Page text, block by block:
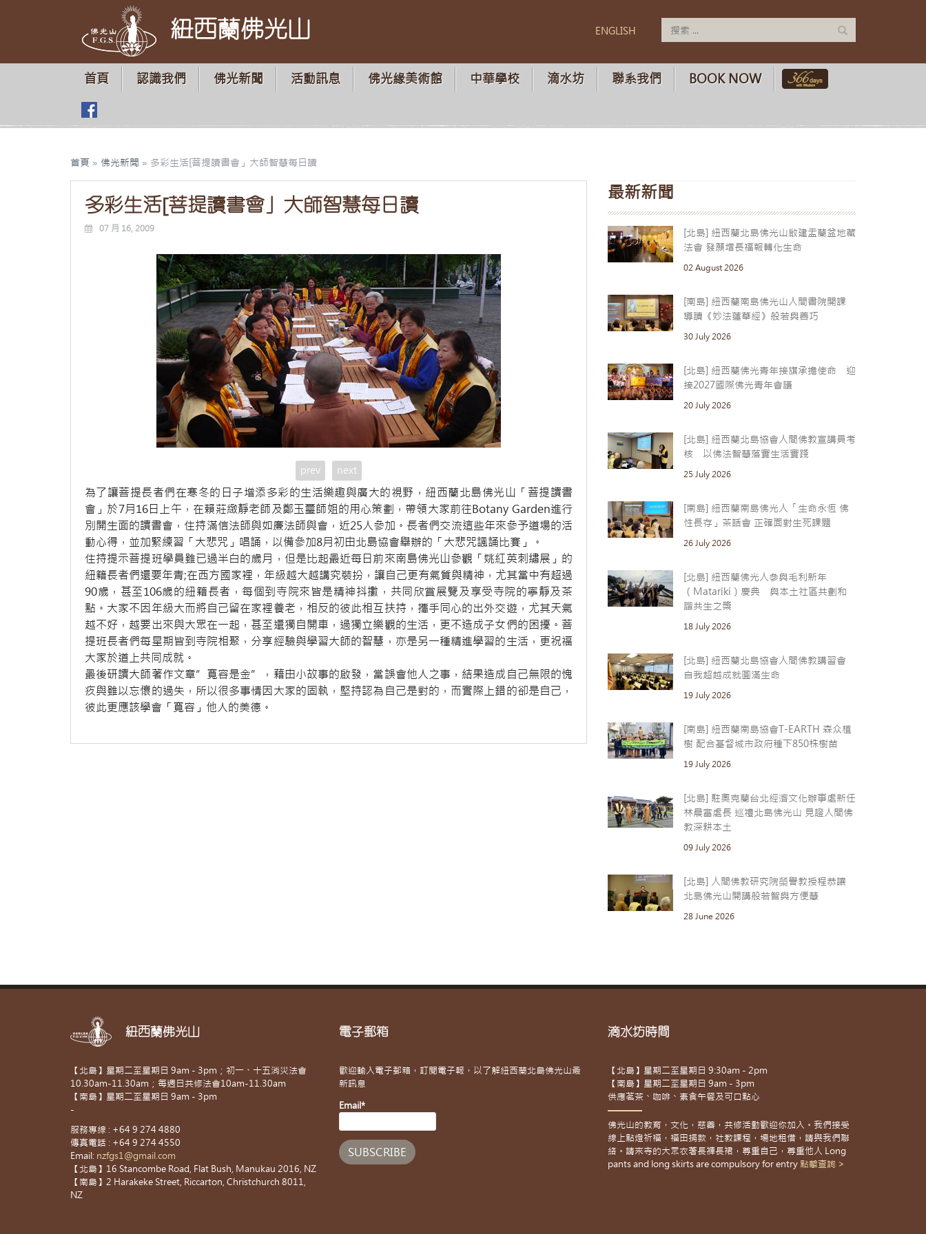
紐西蘭佛光山 ENGLISH
首頁 認識我們 佛光新聞 活動訊息 佛光緣美術館 中華學校 滴水坊 聯系我們 BOOK NOW
首頁 » 佛光新聞 » 多彩生活[菩提讀書會」大師智慧每日讀
多彩生活[菩提讀書會」大師智慧每日讀
07 月 16, 2009
prev next
為了讓菩提長者們在寒冬的日子增添多彩的生活樂趣與廣大的視野，紐西蘭北島佛光山「菩提讀書
會」於7月16日上午，在賴莊緻靜老師及鄭玉璽師姐的用心策劃，帶領大家前往Botany Garden進行
別開生面的讀書會，住持滿信法師與如廉法師與會，近25人參加。長者們交流這些年來參予道場的活
動心得，並加緊練習「大悲咒」唱誦，以備參加8月初由北島協會舉辦的「大悲咒諷誦比賽」。
住持提示菩提班學員雖已過半白的歲月，但是比起最近每日前來南島佛光山參觀「姚紅英刺繡展」的
紐籍長者們還要年青;在西方國家裡，年級越大越講究裝扮，讓自己更有氣質與精神，尤其當中有超過
90歲，甚至106歲的紐籍長者，每個到寺院來皆是精神抖擻，共同欣賞展覽及享受寺院的寧靜及茶
點。大家不因年級大而將自己留在家裡養老，相反的彼此相互扶持，攜手同心的出外交遊，尤其天氣
越不好，越要出來與大眾在一起，甚至還獨自開車，過獨立樂觀的生活，更不造成子女們的困擾。菩
提班長者們每星期皆到寺院相聚，分享經驗與學習大師的智慧，亦是另一種精進學習的生活，更祝福
大家於道上共同成就。
最後研讀大師著作文章”寬容是金”，藉由小故事的啟發，當誤會他人之事，結果造成自己無限的愧
疚與雖以忘懷的過失，所以很多事情因大家的固執，堅持認為自己是對的，而實際上錯的卻是自己，
彼此更應該學會「寬容」他人的美德。
最新新聞
[北島] 紐西蘭北島佛光山啟建盂蘭盆地藏
法會 發願增長福報轉化生命
02 August 2026
[南島] 紐西蘭南島佛光山人間書院開課
導讀《妙法蓮華經》般若與善巧
30 July 2026
[北島] 紐西蘭佛光青年接旗承擔使命 迎
接2027國際佛光青年會議
20 July 2026
[北島] 紐西蘭北島協會人間佛教宣講員考
核 以佛法智慧落實生活實踐
25 July 2026
[南島] 紐西蘭南島佛光人「生命永恆 佛
性長存」茶話會 正確面對生死課題
26 July 2026
[北島] 紐西蘭佛光人參與毛利新年
（Matariki）慶典 與本土社區共劃和
諧共生之槳
18 July 2026
[北島] 紐西蘭北島協會人間佛教講習會
自我超越成就圓滿生命
19 July 2026
[南島] 紐西蘭南島協會T-EARTH 森众植
樹 配合基督城市政府種下850株樹苗
19 July 2026
[北島] 駐奧克蘭台北經濟文化辦事處新任
林晨富處長 巡禮北島佛光山 見證人間佛
教深耕本土
09 July 2026
[北島] 人間佛教研究院榮譽教授程恭讓
北島佛光山開講般若智與方便慧
28 June 2026
紐西蘭佛光山
【北島】星期二至星期日 9am - 3pm；初一、十五消災法會
10.30am-11.30am；每週日共修法會10am-11.30am
【南島】星期二至星期日 9am - 3pm
-
服務專線 : +64 9 274 4880
傳真電話 : +64 9 274 4550
Email: nzfgs1@gmail.com
【北島】16 Stancombe Road, Flat Bush, Manukau 2016, NZ
【南島】2 Harakeke Street, Riccarton, Christchurch 8011,
NZ
電子郵箱
歡迎輸入電子郵箱，訂閱電子報，以了解紐西蘭北島佛光山最
新訊息
Email*
滴水坊時間
【北島】星期二至星期日 9:30am - 2pm
【南島】星期二至星期日 9am - 3pm
供應茗茶、咖啡、素食午餐及可口點心
佛光山的教育，文化，慈善，共修活動歡迎你加入。我們接受
線上點燈祈福，福田捐款，社教課程，場地租借，請與我們聯
絡。請來寺的大眾衣著長褲長裙，尊重自己，尊重他人 Long
pants and long skirts are compulsory for entry 點擊查詢 >